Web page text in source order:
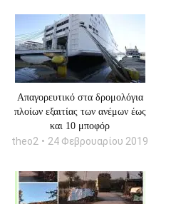
Απαγορευτικό στα δρομολόγια
πλοίων εξαιτίας των ανέμων έως
και 10 μποφόρ
theo2 24 Φεβρουαρίου 2019